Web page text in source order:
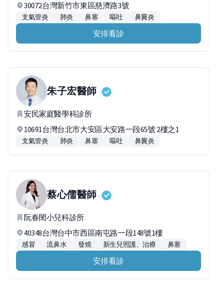
30072台灣新竹市東區慈濟路3號
支氣管炎 肺炎 鼻塞 嘔吐 鼻竇炎
安排看診
朱子宏醫師
安民家庭醫學科診所
10691台灣台北市大安區大安路一段65號 2樓之1
支氣管炎 肺炎 鼻塞 嘔吐 鼻竇炎
蔡心儒醫師
阮春閔小兒科診所
40348台灣台中市西區南屯路一段148號1樓
感冒 流鼻水 發燒 新生兒照護、治療 鼻塞
安排看診